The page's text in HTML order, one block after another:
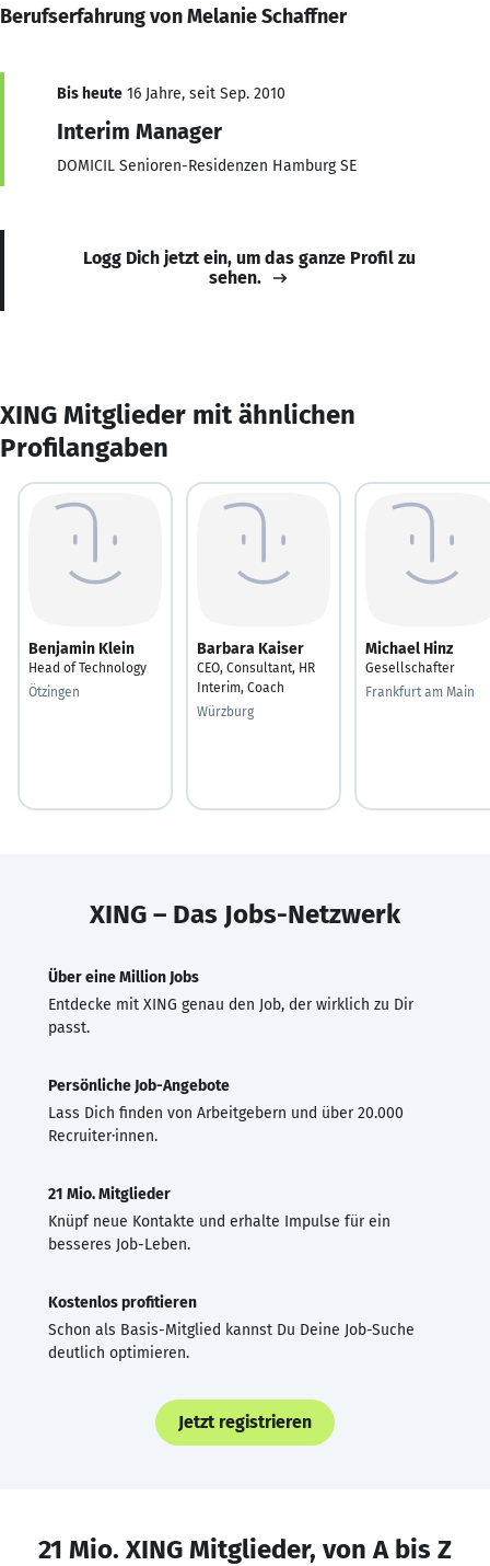
Berufserfahrung von Melanie Schaffner
Bis heute 16 Jahre, seit Sep. 2010
Interim Manager
DOMICIL Senioren-Residenzen Hamburg SE
Logg Dich jetzt ein, um das ganze Profil zu
sehen.
XING Mitglieder mit ähnlichen
Profilangaben
Benjamin Klein
Head of Technology
Ötzingen
Barbara Kaiser
CEO, Consultant, HR
Interim, Coach
Würzburg
Michael Hinz
Gesellschafter
Frankfurt am Main
XING – Das Jobs-Netzwerk
Über eine Million Jobs
Entdecke mit XING genau den Job, der wirklich zu Dir
passt.
Persönliche Job-Angebote
Lass Dich finden von Arbeitgebern und über 20.000
Recruiter·innen.
21 Mio. Mitglieder
Knüpf neue Kontakte und erhalte Impulse für ein
besseres Job-Leben.
Kostenlos profitieren
Schon als Basis-Mitglied kannst Du Deine Job-Suche
deutlich optimieren.
Jetzt registrieren
21 Mio. XING Mitglieder, von A bis Z